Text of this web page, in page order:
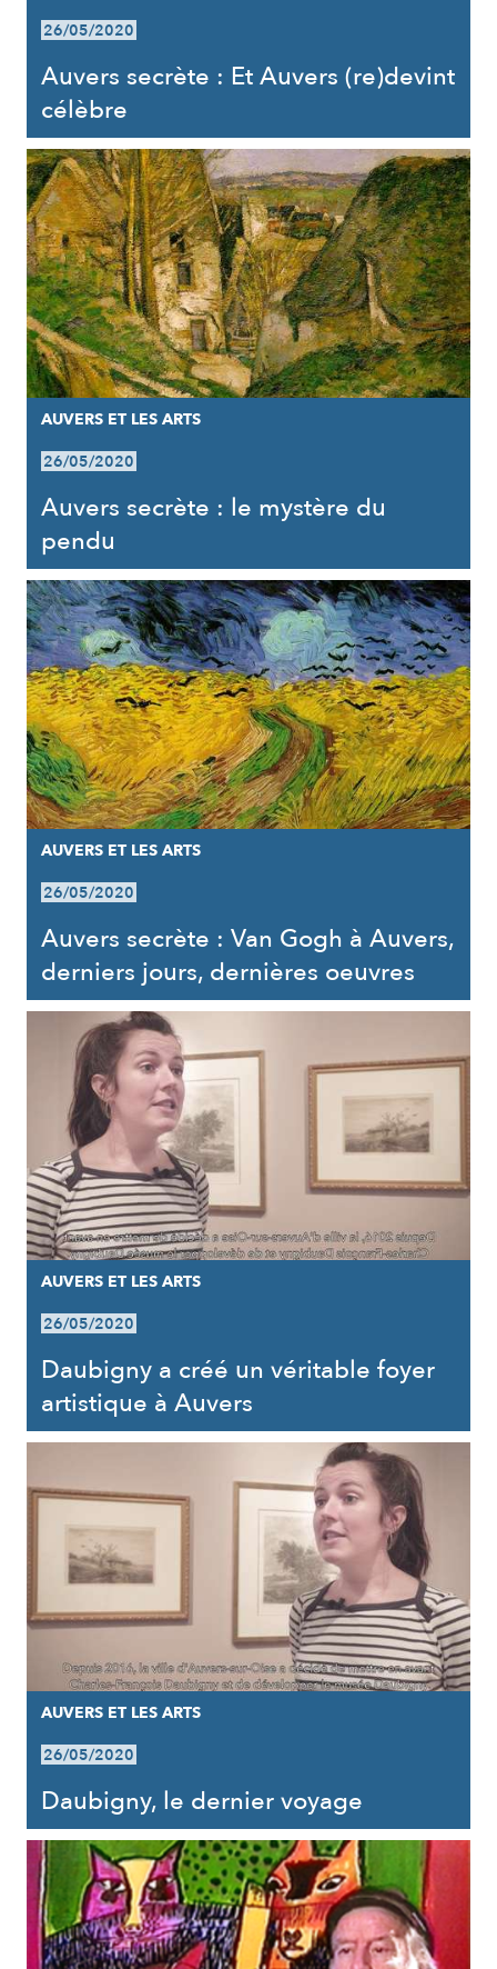
26/05/2020
Auvers secrète : Et Auvers (re)devint
célèbre
AUVERS ET LES ARTS
26/05/2020
Auvers secrète : le mystère du
pendu
AUVERS ET LES ARTS
26/05/2020
Auvers secrète : Van Gogh à Auvers,
derniers jours, dernières oeuvres
AUVERS ET LES ARTS
26/05/2020
Daubigny a créé un véritable foyer
artistique à Auvers
AUVERS ET LES ARTS
26/05/2020
Daubigny, le dernier voyage